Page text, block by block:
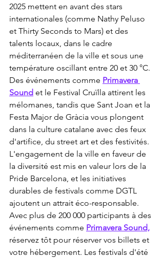
2025 mettent en avant des stars
internationales (comme Nathy Peluso
et Thirty Seconds to Mars) et des
talents locaux, dans le cadre
méditerranéen de la ville et sous une
température oscillant entre 20 et 30 °C.
Des événements comme Primavera
Sound et le Festival Cruïlla attirent les
mélomanes, tandis que Sant Joan et la
Festa Major de Gràcia vous plongent
dans la culture catalane avec des feux
d'artifice, du street art et des festivités.
L'engagement de la ville en faveur de
la diversité est mis en valeur lors de la
Pride Barcelona, et les initiatives
durables de festivals comme DGTL
ajoutent un attrait éco-responsable.
Avec plus de 200 000 participants à des
événements comme Primavera Sound,
réservez tôt pour réserver vos billets et
votre hébergement. Les festivals d'été